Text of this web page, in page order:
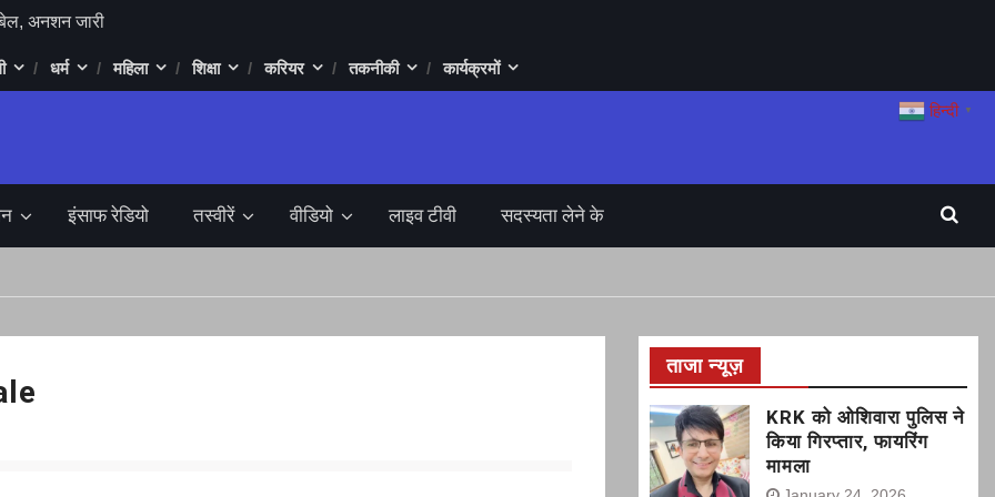
चुनावी मैदान
में 1 करोड़ 90
की लाश
सुप्रीम
में RCB ने
धर्म महिला शिक्षा करियर तकनीकी कार्यक्रमों
हिन्दी ▼
इंसाफ रेडियो तस्वीरें वीडियो लाइव टीवी सदस्यता लेने के
ताजा न्यूज़
KRK को ओशिवारा पुलिस ने
किया गिरप्तार, फायरिंग
मामला